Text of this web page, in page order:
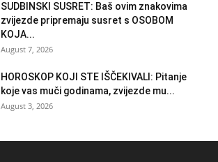
SUDBINSKI SUSRET: Baš ovim znakovima
zvijezde pripremaju susret s OSOBOM
KOJA...
August 7, 2026
HOROSKOP KOJI STE IŠČEKIVALI: Pitanje
koje vas muči godinama, zvijezde mu...
August 3, 2026